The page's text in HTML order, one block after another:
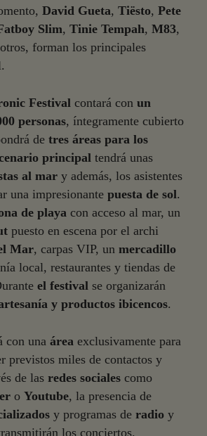
David Gueta, Tiësto, Pete
Slim, Tinie Tempah, M83,
forman los principales
Festivalcontará con un
personas, íntegramente cubierto
de tres áreas para los
principaltendrá unas
al mary además, los asistentes
una impresionante puesta de sol.
de playacon acceso al mar, un
puesto en escena por el archi
Mar, carpas VIP, un mercadillo
local, restaurantes y tiendas de
el festivalse organizarán
y productos ibicencos.
con una áreaexclusivamente para
previstos miles de contactos y
de las redes socialescomo
o Youtube, la presencia de
y programas de radioy
los conciertos.